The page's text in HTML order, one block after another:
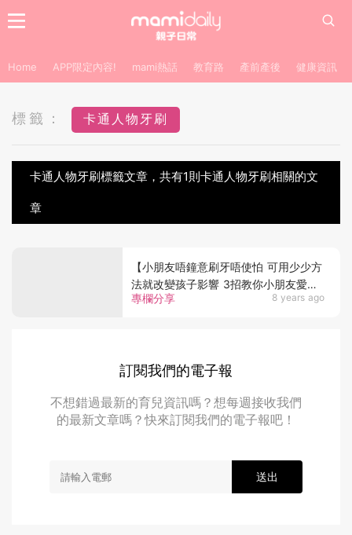
Home APP限定內容! mami熱話 教育路 產前產後 健康資訊
標籤： 卡通人物牙刷
卡通人物牙刷標籤文章，共有1則卡通人物牙刷相關的文
章
專欄分享 8 years ago
【小朋友唔鐘意刷牙唔使怕 可用少少方
法就改變孩子影響 3招教你小朋友愛上
刷牙習慣】
訂閱我們的電子報
不想錯過最新的育兒資訊嗎？想每週接收我們
的最新文章嗎？快來訂閱我們的電子報吧！
送出